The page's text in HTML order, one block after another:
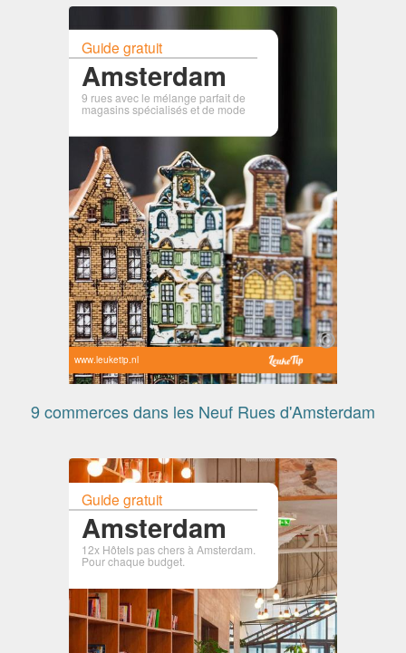
Guide gratuit
Amsterdam
9 rues avec le mélange parfait de
magasins spécialisés et de mode
www.leuketip.nl
9 commerces dans les Neuf Rues d'Amsterdam
Guide gratuit
Amsterdam
12x Hôtels pas chers à Amsterdam.
Pour chaque budget.